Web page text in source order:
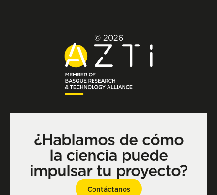
© 2026
¿Hablamos de cómo
la ciencia puede
impulsar tu proyecto?
Contáctanos